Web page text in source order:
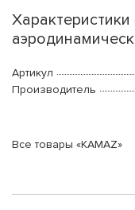
Артикул
Производитель
Все товары «KAMAZ»